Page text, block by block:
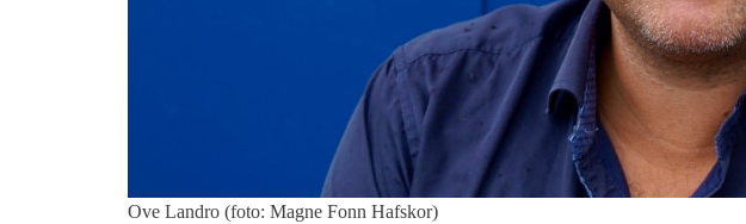
Ove Landro (foto: Magne Fonn Hafskor)